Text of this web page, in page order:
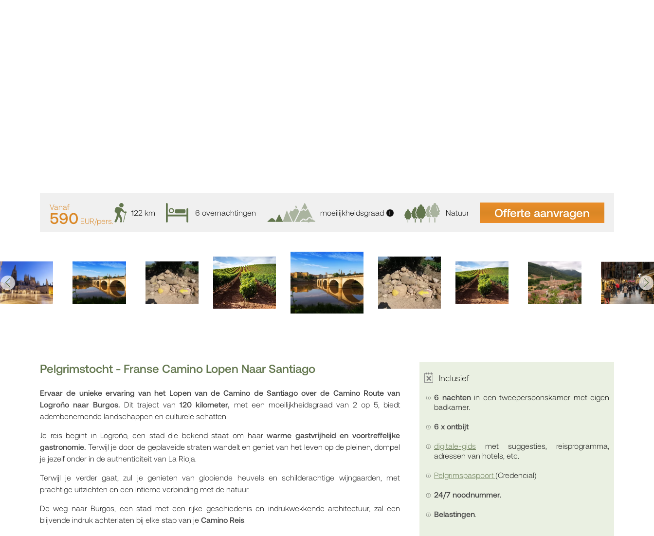
Vanaf
590 EUR/pers.
122 km 6 overnachtingen moeilijkheidsgraad i Natuur Offerte aanvragen
Pelgrimstocht - Franse Camino Lopen Naar Santiago
Ervaar de unieke ervaring van het Lopen van de Camino de Santiago over de Camino Route van
Logroño naar Burgos. Dit traject van120 kilometer, met een moeilijkheidsgraad van 2 op 5, biedt
adembenemende landschappen en culturele schatten.
Je reis begint in Logroño, een stad die bekend staat om haarwarme gastvrijheid en voortreffelijke
gastronomie.Terwijl je door de geplaveide straten wandelt en geniet van het leven op de pleinen, dompel
je jezelf onder in de authenticiteit van La Rioja.
Terwijl je verder gaat, zul je genieten van glooiende heuvels en schilderachtige wijngaarden, met
prachtige uitzichten en een intieme verbinding met de natuur.
De weg naar Burgos, een stad met een rijke geschiedenis en indrukwekkende architectuur, zal een
blijvende indruk achterlaten bij elke stap van je Camino Reis
Inclusief
6 nachtenin een tweepersoonskamer met eigen
badkamer.
6 x ontbijt
digitale-gids
met suggesties, reisprogramma,
adressen van hotels, etc.
Pelgrimspaspoort (Credencial)
24/7 noodnummer.
Belastingen